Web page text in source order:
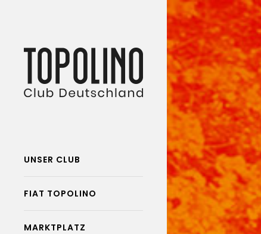
UNSER CLUB
FIAT TOPOLINO
MARKTPLATZ